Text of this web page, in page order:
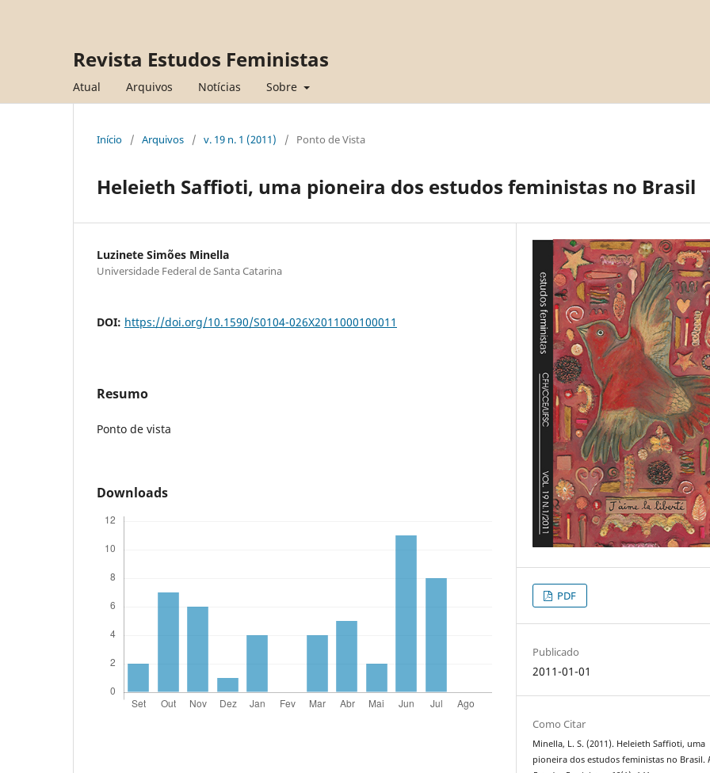
Revista Estudos Feministas
Atual Arquivos Notícias Sobre
Início / Arquivos / v. 19 n. 1 (2011) / Ponto de Vista
Heleieth Saffioti, uma pioneira dos estudos feministas no Brasil
Luzinete Simões Minella
Universidade Federal de Santa Catarina
DOI: https://doi.org/10.1590/S0104-026X2011000100011
Resumo
Ponto de vista
Downloads
PDF
Publicado
2011-01-01
Como Citar
Minella, L. S. (2011). Heleieth Saffioti, uma
pioneira dos estudos feministas no Brasil.